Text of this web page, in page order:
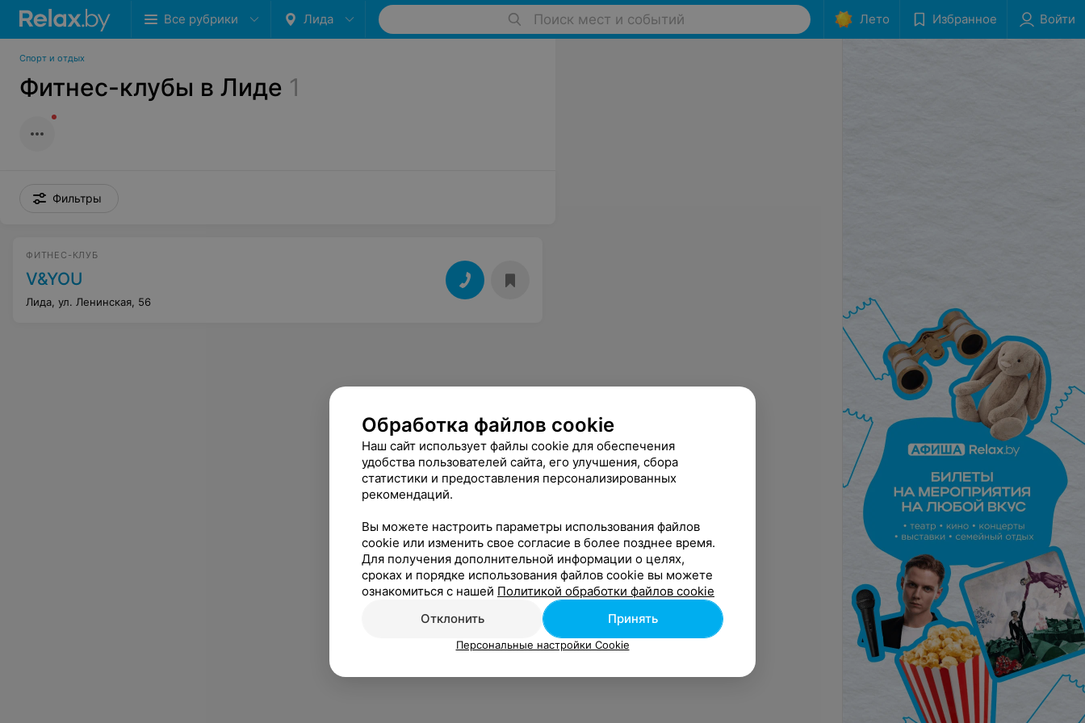
Все рубрики Лида Поиск мест и событий Лето Избранное Войти
Спорт и отдых
Фитнес-клубы в Лиде 1
Фильтры
ФИТНЕС-КЛУБ
V&YOU
Лида, ул. Ленинская, 56
Обработка файлов cookie
Наш сайт использует файлы cookie для обеспечения
удобства пользователей сайта, его улучшения, сбора
статистики и предоставления персонализированных
рекомендаций.
Вы можете настроить параметры использования файлов
cookie или изменить свое согласие в более позднее время.
Для получения дополнительной информации о целях,
сроках и порядке использования файлов cookie вы можете
ознакомиться с нашей Политикой обработки файлов cookie
Отклонить
Принять
Персональные настройки Cookie